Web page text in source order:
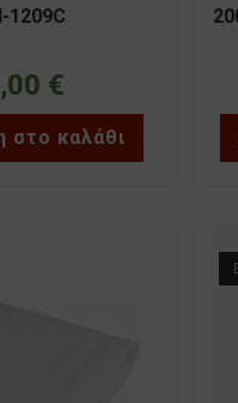
1209C
€
στο καλάθι